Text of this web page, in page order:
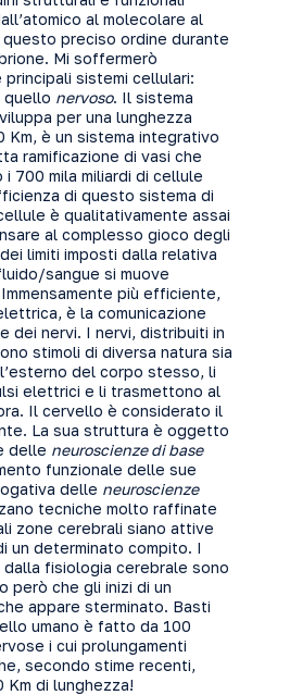
al molecolare al
preciso ordine durante
Mi soffermerò
sistemi cellulari:
nervoso. Il sistema
per una lunghezza
Km, è un sistema integrativo
ramificazione di vasi che
700 mila miliardi di cellule
di questo sistema di
è qualitativamente assai
al complesso gioco degli
limiti imposti dalla relativa
sangue si muove
più efficiente,
è la comunicazione
dei nervi. I nervi, distribuiti in
stimoli di diversa natura sia
del corpo stesso, li
elettrici e li trasmettono al
Il cervello è considerato il
La sua struttura è oggetto
delle neuroscienze di base
funzionale delle sue
delle neuroscienze
tecniche molto raffinate
zone cerebrali siano attive
un determinato compito. I
fisiologia cerebrale sono
però che gli inizi di un
appare sterminato. Basti
umano è fatto da 100
i cui prolungamenti
secondo stime recenti,
Km di lunghezza!